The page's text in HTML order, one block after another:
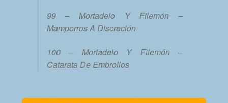
99 – Mortadelo Y Filemón –
Mamporros A Discreción
100 – Mortadelo Y Filemón –
Catarata De Embrollos